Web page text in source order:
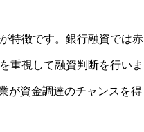
特徴です。銀行融資では赤
重視して融資判断を行いま
が資金調達のチャンスを得